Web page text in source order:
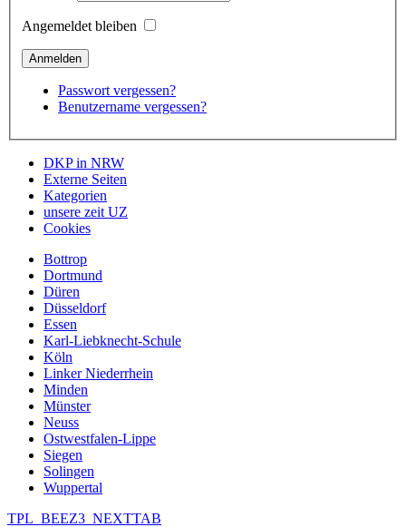
Angemeldet bleiben
Passwort vergessen?
Benutzername vergessen?
DKP in NRW
Externe Seiten
Kategorien
unsere zeit UZ
Cookies
Bottrop
Dortmund
Düren
Düsseldorf
Essen
Karl-Liebknecht-Schule
Köln
Linker Niederrhein
Minden
Münster
Neuss
Ostwestfalen-Lippe
Siegen
Solingen
Wuppertal
TPL_BEEZ3_NEXTTAB